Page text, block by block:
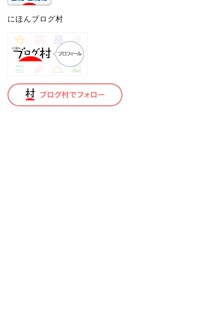
にほんブログ村